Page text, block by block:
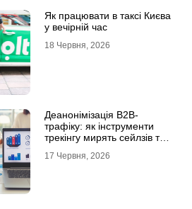
Як працювати в таксі Києва
у вечірній час
18 Червня, 2026
Деанонімізація B2B-
трафіку: як інструменти
трекінгу мирять сейлзів та
17 Червня, 2026